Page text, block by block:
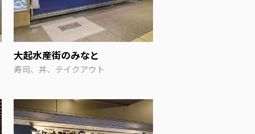
大起水産街のみなと
寿司、丼、テイクアウト